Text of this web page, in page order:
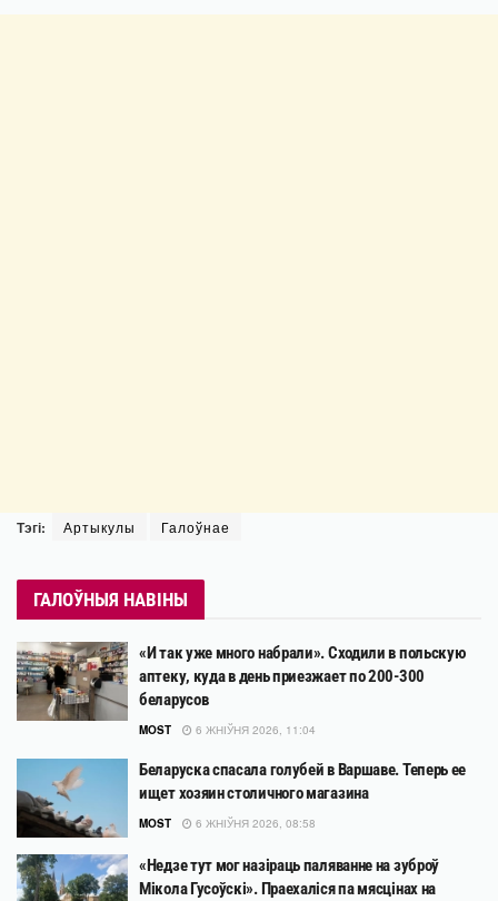
Тэгі: Артыкулы Галоўнае
ГАЛОЎНЫЯ НАВІНЫ
«И так уже много набрали». Сходили в польскую
аптеку, куда в день приезжает по 200-300
беларусов
MOST 6 ЖНІЎНЯ 2026, 11:04
Беларуска спасала голубей в Варшаве. Теперь ее
ищет хозяин столичного магазина
MOST 6 ЖНІЎНЯ 2026, 08:58
«Недзе тут мог назіраць паляванне на зуброў
Мікола Гусоўскі». Праехаліся па мясцінах на